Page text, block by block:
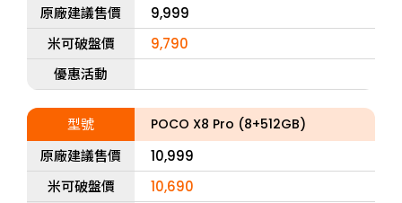
原廠建議售價
9,999
米可破盤價
9,790
優惠活動
型號 POCO X8 Pro (8+512GB)
原廠建議售價
10,999
米可破盤價
10,690